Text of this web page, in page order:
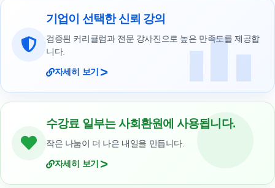
기업이 선택한 신뢰 강의
검증된 커리큘럼과 전문 강사진으로 높은 만족도를 제공합
니다.
자세히 보기 >
수강료 일부는 사회환원에 사용됩니다.
작은 나눔이 더 나은 내일을 만듭니다.
자세히 보기 >